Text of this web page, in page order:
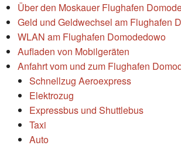
Über den Moskauer Flughafen
Geld und Geldwechsel am Flughafen
WLAN am Flughafen Domodedowo
Aufladen von Mobilgeräten
Anfahrt vom und zum Flughafen
Schnellzug Aeroexpress
Elektrozug
Expressbus und Shuttlebus
Taxi
Auto